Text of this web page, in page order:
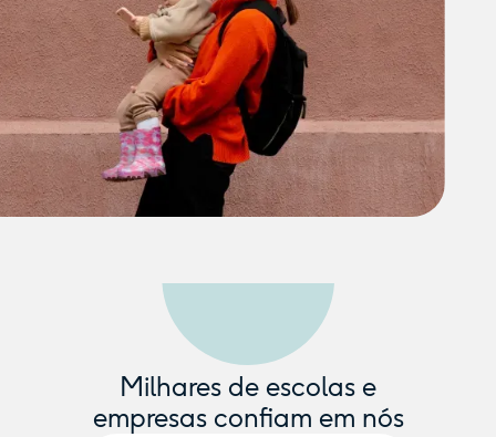
Milhares de escolas e
empresas confiam em nós